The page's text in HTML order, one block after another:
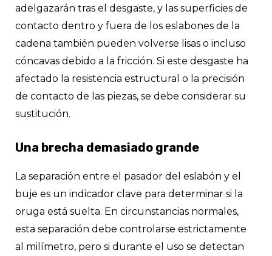
adelgazarán tras el desgaste, y las superficies de
contacto dentro y fuera de los eslabones de la
cadena también pueden volverse lisas o incluso
cóncavas debido a la fricción. Si este desgaste ha
afectado la resistencia estructural o la precisión
de contacto de las piezas, se debe considerar su
sustitución.
Una brecha demasiado grande
La separación entre el pasador del eslabón y el
buje es un indicador clave para determinar si la
oruga está suelta. En circunstancias normales,
esta separación debe controlarse estrictamente
al milímetro, pero si durante el uso se detectan